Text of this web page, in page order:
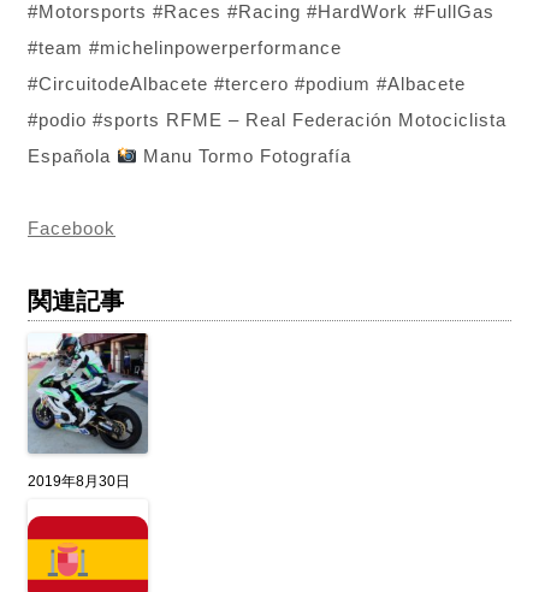
#Motorsports #Races #Racing #HardWork #FullGas
#team #michelinpowerperformance
#CircuitodeAlbacete #tercero #podium #Albacete
#podio #sports RFME – Real Federación Motociclista
Española
Manu Tormo Fotografía
Facebook
関連記事
2019年8月30日